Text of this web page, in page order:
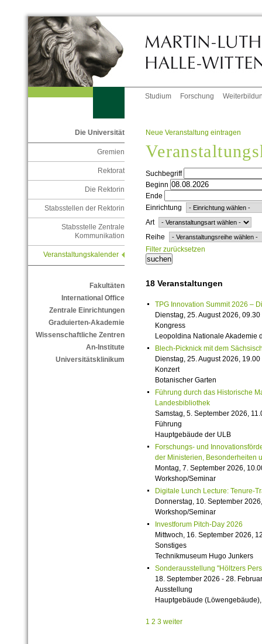
Studium Forschung
Die Universität
Gremien
Rektorat
Die Rektorin
Stabsstellen der Rektorin
Stabsstelle Zentrale
Kommunikation
Veranstaltungskalender
Fakultäten
International Office
Zentrale Einrichtungen
Graduierten-Akademie
Wissenschaftliche Zentren
An-Institute
Universitätsklinikum
Neue Veranstaltung eintragen
Suchbegriff
Beginn
Ende
Einrichtung
Art
Reihe
Filter zurücksetzen
18 Veranstaltungen
TPG Innovation Summit 2026 –
Dienstag, 25. August 2026,
Kongress
Leopoldina Nationale Akademie
Blech-Picknick mit dem
Dienstag, 25. August 2026,
Konzert
Botanischer Garten
Führung durch das Historische
Landesbibliothek
Samstag, 5. September 2026,
Führung
Hauptgebäude der ULB
Forschungs- und
der Ministerien, Besonderheiten
Montag, 7. September 2026,
Workshop/Seminar
Digitale Lunch Lecture: Tenure-
Donnerstag, 10. September
Workshop/Seminar
Investforum Pitch-Day 2026
Mittwoch, 16. September 2026,
Sonstiges
Technikmuseum Hugo Junkers
Sonderausstellung "Höltzers
18. September 2026 - 28.
Ausstellung
Hauptgebäude
1 2 3 weiter